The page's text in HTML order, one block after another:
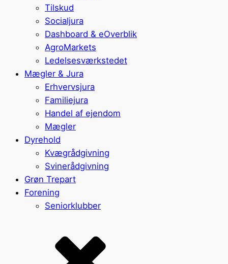
Tilskud
Socialjura
Dashboard & eOverblik
AgroMarkets
Ledelsesværkstedet
Mægler & Jura
Erhvervsjura
Familiejura
Handel af ejendom
Mægler
Dyrehold
Kvægrådgivning
Svinerådgivning
Grøn Trepart
Forening
Seniorklubber